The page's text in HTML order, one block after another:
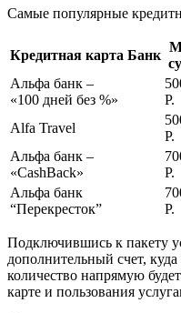
Самые популярные
Кредитная карта Банк
Альфа банк –
«100 дней без %»
Р.
Alfa Travel
Р.
Альфа банк –
«CashBack»
Р.
Альфа банк
“Перекресток”
Р.
Подключившись к пакету
дополнительный счет,
количество напрямую
карте и пользования